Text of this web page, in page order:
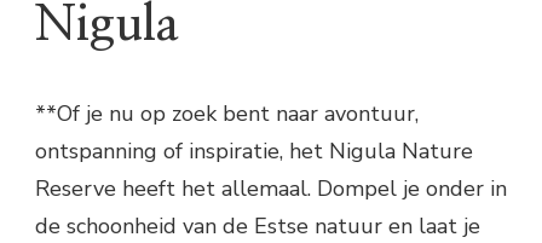
Nigula
**Of je nu op zoek bent naar avontuur,
ontspanning of inspiratie, het Nigula Nature
Reserve heeft het allemaal. Dompel je onder in
de schoonheid van de Estse natuur en laat je